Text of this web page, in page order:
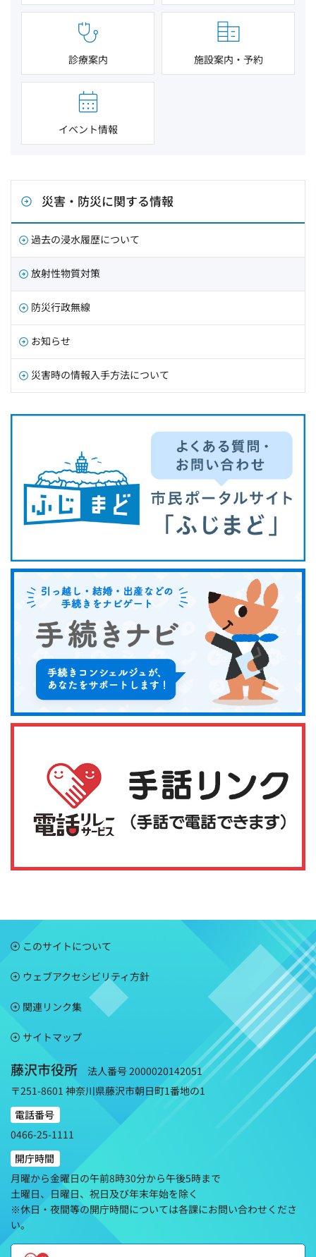
診療案内 施設案内・予約
イベント情報
災害・防災に関する情報
過去の浸水履歴について
放射性物質対策
防災行政無線
お知らせ
災害時の情報入手方法について
このサイトについて
ウェブアクセシビリティ方針
関連リンク集
サイトマップ
藤沢市役所
法人番号 2000020142051
〒251-8601 神奈川県藤沢市朝日町1番地の1
電話番号
0466-25-1111
開庁時間
月曜から金曜日の午前8時30分から午後5時まで
土曜日、日曜日、祝日及び年末年始を除く
※休日・夜間等の開庁時間については各課にお問い合わせくださ
い。